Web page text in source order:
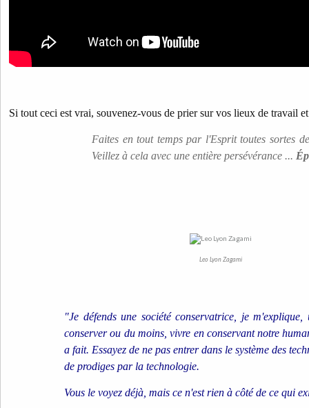
Si tout ceci est vrai, souvenez-vous de prier sur vos lieux de travail
Faites en tout temps par l'Esprit toutes sortes
Veillez à cela avec une entière persévérance ...
Leo Lyon Zagami
"Je défends une société conservatrice, je
conserver ou du moins, vivre en conservant notre
a fait. Essayez de ne pas entrer dans le système des
de prodiges par la technologie.
Vous le voyez déjà, mais ce n'est rien à côté de ce qui